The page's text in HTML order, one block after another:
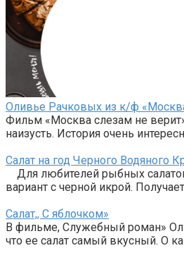
Оливье Рачковых из к/ф
Фильм «Москва слезам не
наизусть. История очень
Салат на год Черного Водяного
Для любителей рыбных
вариант с черной икрой.
Салат,, С яблочком»
В фильме, Служебный роман»
что ее салат самый вкусный. О